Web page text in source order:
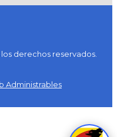
derechos reservados.
Administrables